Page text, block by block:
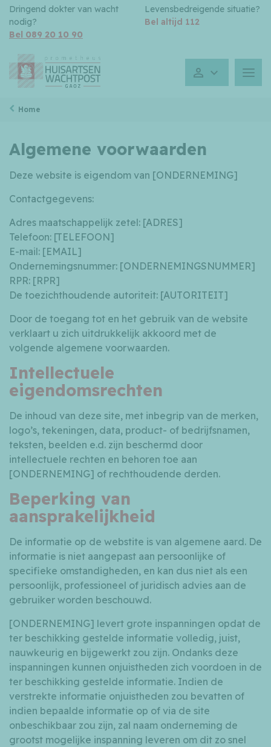
Dringend dokter van wacht
nodig?
Bel 089 20 10 90
Levensbedreigende situatie?
Bel altijd 112
GeslotenMenu
Home
Algemene voorwaarden
Deze website is eigendom van [ONDERNEMING]
Contactgegevens:
Adres maatschappelijk zetel: [ADRES]
Telefoon: [TELEFOON]
E-mail: [EMAIL]
Ondernemingsnummer: [ONDERNEMINGSNUMMER]
RPR: [RPR]
De toezichthoudende autoriteit: [AUTORITEIT]
Door de toegang tot en het gebruik van de website
verklaart u zich uitdrukkelijk akkoord met de
volgende algemene voorwaarden.
Intellectuele
eigendomsrechten
De inhoud van deze site, met inbegrip van de merken,
logo’s, tekeningen, data, product- of bedrijfsnamen,
teksten, beelden e.d. zijn beschermd door
intellectuele rechten en behoren toe aan
[ONDERNEMING] of rechthoudende derden.
Beperking van
aansprakelijkheid
De informatie op de webstite is van algemene aard. De
informatie is niet aangepast aan persoonlijke of
specifieke omstandigheden, en kan dus niet als een
persoonlijk, professioneel of juridisch advies aan de
gebruiker worden beschouwd.
[ONDERNEMING] levert grote inspanningen opdat de
ter beschikking gestelde informatie volledig, juist,
nauwkeurig en bijgewerkt zou zijn. Ondanks deze
inspanningen kunnen onjuistheden zich voordoen in de
ter beschikking gestelde informatie. Indien de
verstrekte informatie onjuistheden zou bevatten of
indien bepaalde informatie op of via de site
onbeschikbaar zou zijn, zal naam onderneming de
grootst mogelijke inspanning leveren om dit zo snel